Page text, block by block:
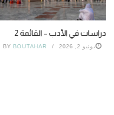
دراسات في الأدب – القائمة 2
يونيو 2, 2026 BY BOUTAHAR